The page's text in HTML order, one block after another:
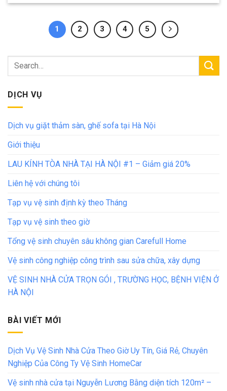
1 2 3 4 5
DỊCH VỤ
Dịch vụ giặt thảm sàn, ghế sofa tại Hà Nội
Giới thiệu
LAU KÍNH TÒA NHÀ TẠI HÀ NỘI #1 – Giảm giá 20%
Liên hệ với chúng tôi
Tạp vụ vệ sinh định kỳ theo Tháng
Tạp vụ vệ sinh theo giờ
Tổng vệ sinh chuyên sâu không gian Carefull Home
Vệ sinh công nghiệp công trình sau sửa chữa, xây dựng
VỆ SINH NHÀ CỬA TRỌN GÓI , TRƯỜNG HỌC, BỆNH VIỆN Ở
HÀ NỘI
BÀI VIẾT MỚI
Dịch Vụ Vệ Sinh Nhà Cửa Theo Giờ Uy Tín, Giá Rẻ, Chuyên
Nghiệp Của Công Ty Vệ Sinh HomeCar
Vệ sinh nhà cửa tại Nguyễn Lương Bằng diện tích 120m² –